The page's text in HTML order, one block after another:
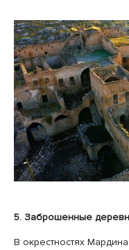
5. Заброшенные
В окрестностях